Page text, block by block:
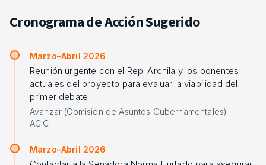
Cronograma de Acción Sugerido
Marzo–Abril 2026
Reunión urgente con el Rep. Archila y los ponentes
actuales del proyecto para evaluar la viabilidad del
primer debate
Avanzar (Comisión de Asuntos Gubernamentales) +
ACIC
Marzo–Abril 2026